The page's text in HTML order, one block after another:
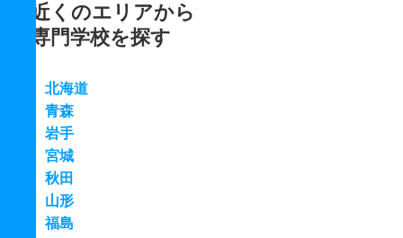
近くのエリアから
専門学校を探す
北海道
青森
岩手
宮城
秋田
山形
福島